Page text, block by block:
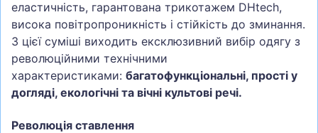
еластичність, гарантована трикотажем DHtech,
висока повітропроникність і стійкість до зминання.
З цієї суміші виходить ексклюзивний вибір одягу з
революційними технічними
характеристиками: багатофункціональні, прості у
догляді, екологічні та вічні культові речі.
Революція ставлення